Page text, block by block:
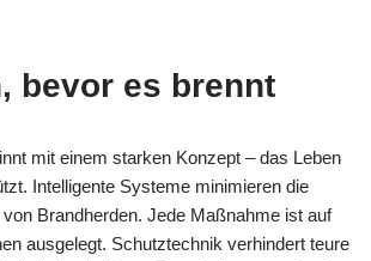
bevor es brennt
mit einem starken Konzept – das Leben
Intelligente Systeme minimieren die
Brandherden. Jede Maßnahme ist auf
ausgelegt. Schutztechnik verhindert teure